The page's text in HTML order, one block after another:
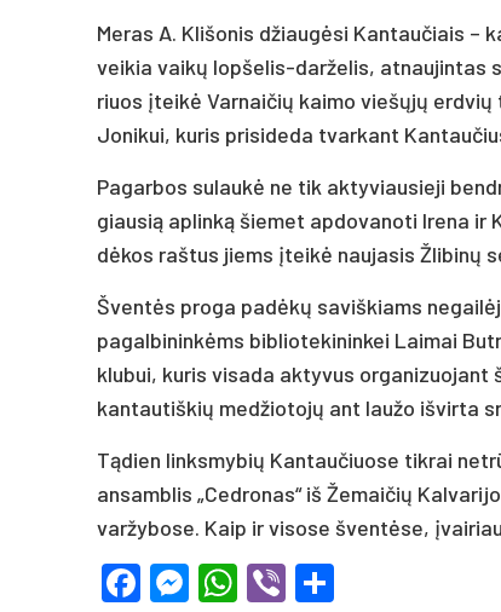
Me­ras A. Kli­šo­nis džiau­gė­si Kan­tau­čiais –
vei­kia vai­kų lop­še­lis-dar­že­lis, at­nau­jin­tas
riuos įtei­kė Var­nai­čių kai­mo vie­šų­jų erd­vių
Jo­ni­kui, ku­ris pri­si­de­da tvar­kant
Pa­gar­bos su­lau­kė ne tik ak­ty­viau­sie­ji
giau­sią ap­lin­ką šie­met ap­do­va­no­ti Ire­na ir
dė­kos raš­tus jiems įtei­kė nau­ja­sis Žli­bi­nų
Šven­tės pro­ga pa­dė­kų sa­viš­kiams
pa­gal­bi­nin­kėms bib­lio­te­ki­nin­kei Lai­mai
klu­bui, ku­ris vi­sa­da ak­ty­vus
kan­tau­tiš­kių me­džio­to­jų ant lau­žo iš­vir­ta
Tą­dien links­my­bių Kan­tau­čiuo­se tik­rai
an­samb­lis „Ced­ro­nas“ iš Že­mai­čių
var­žy­bo­se. Kaip ir vi­so­se šven­tė­se,
Facebook
Messenger
WhatsApp
Viber